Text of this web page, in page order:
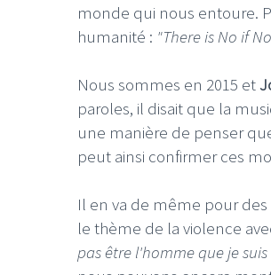
monde qui nous entoure.
humanité : "There is No if
Nous sommes en 2015 et
paroles, il disait que la
une manière de penser
peut ainsi confirmer ces
Il en va de même pour
le thème de la violence
pas être l'homme que je